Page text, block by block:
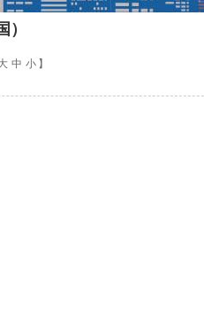
中 小 】